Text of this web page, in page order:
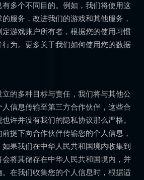
多个不同目的。例如，我们将使用这
服务，改进我们的游戏和其他服务，
游戏账户所有者，根据您的使用习惯
为。更多关于我们如何使用您的数据
的多种目标与责任，我们将与其他公
信息传输至第三方合作伙伴，这些合
许并没有我们的隐私协议那么严格。
提下向合作伙伴传输您的个人信息，
果我们在中华人民共和国境内收集到
将其储存在中华人民共和国境内，并
在我们收集您的个人信息时，根据适